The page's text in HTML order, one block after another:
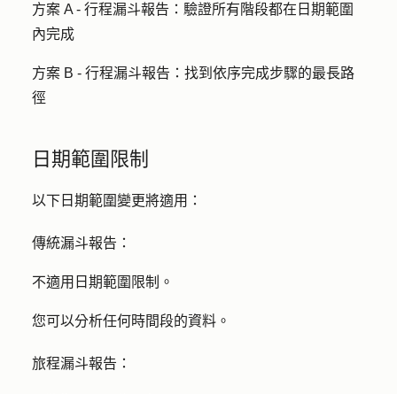
方案 A - 行程漏斗報告： 驗證所有階段都在日期範圍
內完成
方案 B - 行程漏斗報告： 找到依序完成步驟的最長路
徑
日期範圍限制
以下日期範圍變更將適用：
傳統漏斗報告：
不適用日期範圍限制。
您可以分析任何時間段的資料。
旅程漏斗報告：